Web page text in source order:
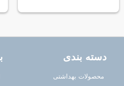
دسته بندی
محصولات بهداشتی